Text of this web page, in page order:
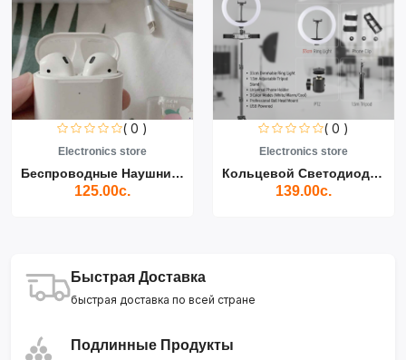
( 0 )
Electronics store
Беспроводные Наушники Air...
125.00с.
( 0 )
Electronics store
Кольцевой Светодиодный Св...
139.00с.
Быстрая Доставка
быстрая доставка по всей стране
Подлинные Продукты